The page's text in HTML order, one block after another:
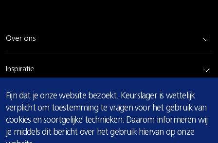
COOKIE
MELDING
Fijn dat je onze website bezoekt. Keurslager is wettelijk
verplicht om toestemming te vragen voor het gebruik van
cookies en soortgelijke technieken. Daarom informeren wij
je middels dit bericht over het gebruik hiervan op onze
Over ons
Inspiratie
Rundvlees
Bereidingsadvies